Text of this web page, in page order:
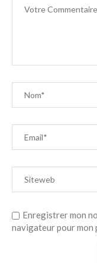
Enregistrer mon
navigateur pour mon